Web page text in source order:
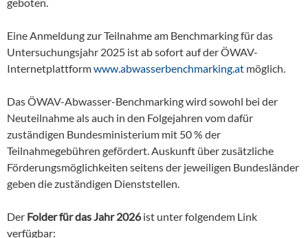
Eine Anmeldung zur Teilnahme am Benchmarking für das
Untersuchungsjahr 2025 ist ab sofort auf der ÖWAV-
Internetplattformwww.abwasserbenchmarking.at möglich.
Das ÖWAV-Abwasser-Benchmarking wird sowohl bei der
Neuteilnahme als auch in den Folgejahren vom dafür
zuständigen Bundesministerium mit 50 % der
Teilnahmegebühren gefördert. Auskunft über zusätzliche
Förderungsmöglichkeiten seitens der jeweiligen Bundesländer
geben die zuständigen Dienststellen.
Der Folder für das Jahr 2026ist unter folgendem Link
verfügbar: